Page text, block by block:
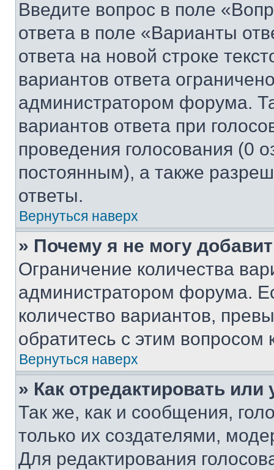
Введите вопрос в поле
ответа в поле «Варианты
ответа на новой строке
вариантов ответа
администратором форума.
вариантов ответа при
проведения голосования (0
постоянным), а также
ответы.
Вернуться наверх
» Почему я не могу
Ограничение количества
администратором форума.
количество вариантов,
обратитесь с этим вопросом
Вернуться наверх
» Как отредактировать
Так же, как и сообщения,
только их создателями,
Для редактирования